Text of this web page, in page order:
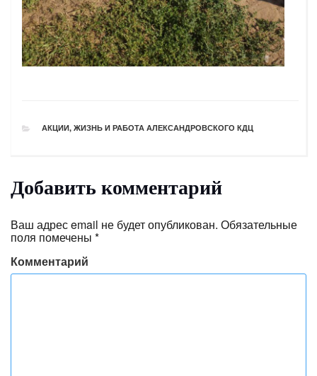
РУБРИКИ
АКЦИИ, ЖИЗНЬ И РАБОТА АЛЕКСАНДРОВСКОГО КДЦ
Добавить комментарий
Ваш адрес email не будет опубликован. Обязательные
поля помечены *
Комментарий